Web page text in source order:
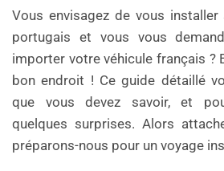
Vous envisagez de vous
portugais et vous vous
importer votre véhicule français ?
bon endroit ! Ce guide détaillé
que vous devez savoir, et
quelques surprises. Alors
préparons-nous pour un voyage